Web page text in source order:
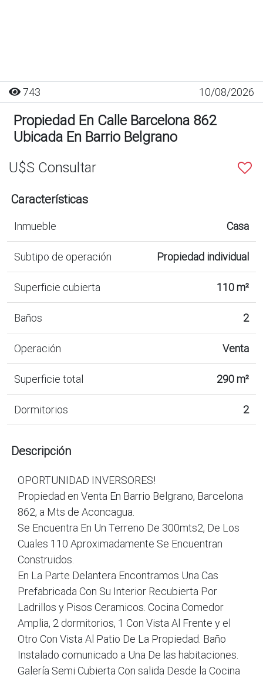
743 10/08/2026
Propiedad En Calle Barcelona 862
Ubicada En Barrio Belgrano
U$S Consultar
Características
Inmueble Casa
Subtipo de operación Propiedad individual
Superficie cubierta 110 m²
Baños 2
Operación Venta
Superficie total 290 m²
Dormitorios 2
Descripción
OPORTUNIDAD INVERSORES!
Propiedad en Venta En Barrio Belgrano, Barcelona
862, a Mts de Aconcagua.
Se Encuentra En Un Terreno De 300mts2, De Los
Cuales 110 Aproximadamente Se Encuentran
Construidos.
En La Parte Delantera Encontramos Una Cas
Prefabricada Con Su Interior Recubierta Por
Ladrillos y Pisos Ceramicos. Cocina Comedor
Amplia, 2 dormitorios, 1 Con Vista Al Frente y el
Otro Con Vista Al Patio De La Propiedad. Baño
Instalado comunicado a Una De las habitaciones.
Galería Semi Cubierta Con salida Desde la Cocina